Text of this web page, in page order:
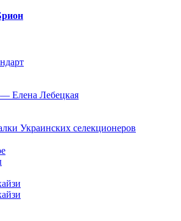
Елена Лебецкая
Украинских селекционеров